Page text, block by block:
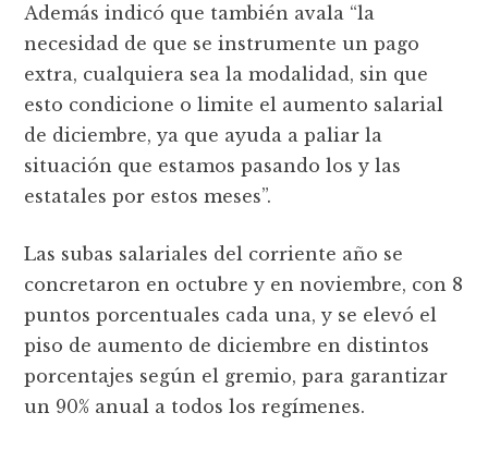
Además indicó que también avala “la
necesidad de que se instrumente un pago
extra, cualquiera sea la modalidad, sin que
esto condicione o limite el aumento salarial
de diciembre, ya que ayuda a paliar la
situación que estamos pasando los y las
estatales por estos meses”.
Las subas salariales del corriente año se
concretaron en octubre y en noviembre, con 8
puntos porcentuales cada una, y se elevó el
piso de aumento de diciembre en distintos
porcentajes según el gremio, para garantizar
un 90% anual a todos los regímenes.